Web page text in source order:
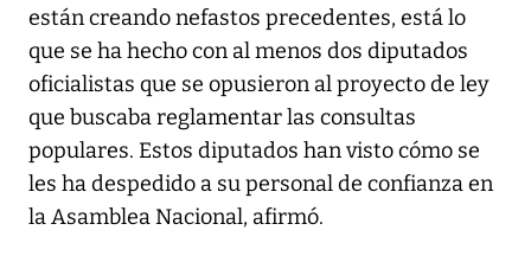
están creando nefastos precedentes, está lo
que se ha hecho con al menos dos diputados
oficialistas que se opusieron al proyecto de ley
que buscaba reglamentar las consultas
populares. Estos diputados han visto cómo se
les ha despedido a su personal de confianza en
la Asamblea Nacional, afirmó.